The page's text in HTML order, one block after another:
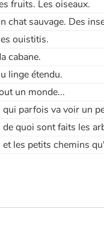
fruits. Les oiseaux.
chat sauvage. Des
ouistitis.
cabane.
linge étendu.
un monde...
qui parfois va voir un
de quoi sont faits les
et les petits chemins